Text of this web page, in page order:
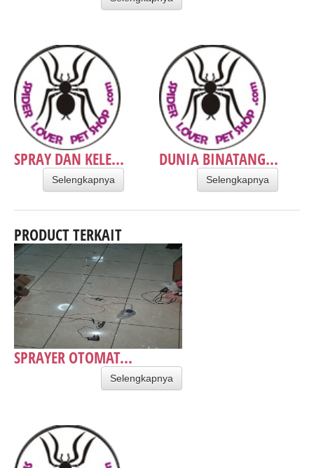
SPRAY DAN KELE...
Selengkapnya
DUNIA BINATANG...
Selengkapnya
PRODUCT TERKAIT
SPRAYER OTOMAT...
Selengkapnya